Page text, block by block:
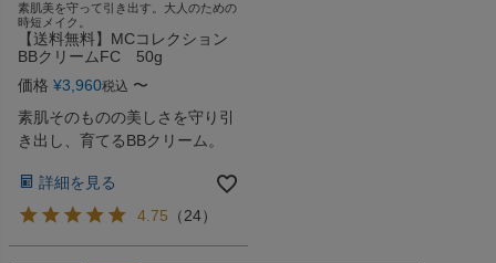
素肌美を守って引き出す。大人のための
時短メイク。
【送料無料】MCコレクション
BBクリームFC 50g
価格 ¥3,960税込 〜
素肌そのものの美しさを守り引
き出し、育てるBBクリーム。
詳細を見る
4.75 （24）